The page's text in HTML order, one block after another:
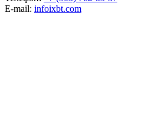
E-mail: infoixbt.com